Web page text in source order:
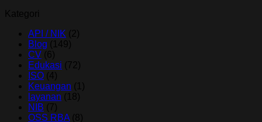
Kategori
API / NIK (2)
Blog (149)
CV (6)
Edukasi (72)
ISO (4)
Keuangan (1)
layanan (18)
NIB (7)
OSS RBA (8)